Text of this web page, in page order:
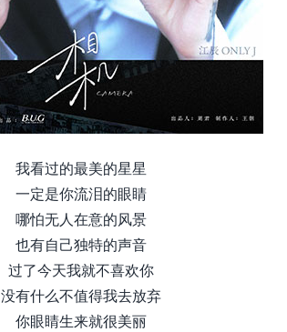
我看过的最美的星星
一定是你流泪的眼睛
哪怕无人在意的风景
也有自己独特的声音
过了今天我就不喜欢你
没有什么不值得我去放弃
你眼睛生来就很美丽